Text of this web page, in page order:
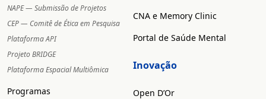
NAPE — Submissão de Projetos
CEP — Comitê de Ética em Pesquisa
Plataforma API
Projeto BRIDGE
Plataforma Espacial Multiômica
Programas
CNA e Memory Clinic
Portal de Saúde Mental
Inovação
Open D’Or